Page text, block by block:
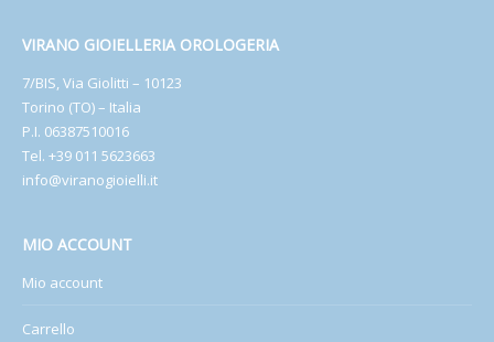
VIRANO GIOIELLERIA OROLOGERIA
7/BIS, Via Giolitti – 10123
Torino (TO) – Italia
P.I. 06387510016
Tel. +39 011 5623663
info@viranogioielli.it
MIO ACCOUNT
Mio account
Carrello